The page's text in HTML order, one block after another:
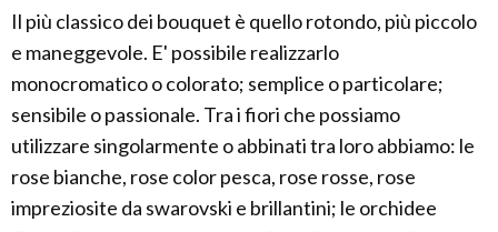
Il più classico dei bouquet è quello rotondo, più piccolo
e maneggevole. E' possibile realizzarlo
monocromatico o colorato; semplice o particolare;
sensibile o passionale. Tra i fiori che possiamo
utilizzare singolarmente o abbinati tra loro abbiamo: le
rose bianche, rose color pesca, rose rosse, rose
impreziosite da swarovski e brillantini; le orchidee